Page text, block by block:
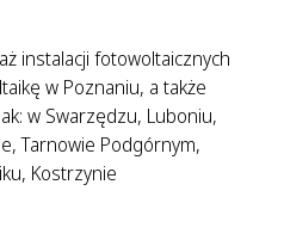
instalacji fotowoltaicznych
w Poznaniu, a także
w Swarzędzu, Luboniu,
Tarnowie Podgórnym,
Kostrzynie